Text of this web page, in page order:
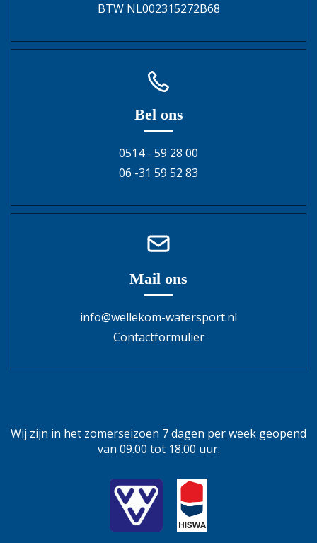
BTW NL002315272B68
Bel ons
0514 - 59 28 00
06 -31 59 52 83
Mail ons
info@wellekom-watersport.nl
Contactformulier
Wij zijn in het zomerseizoen 7 dagen per week geopend
van 09.00 tot 18.00 uur.